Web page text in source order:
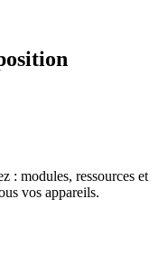
: modules, ressources et
vos appareils.